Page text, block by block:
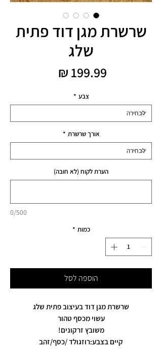
שרשרת מגן דוד פתית
שלג
צבע *
אורך שרשרת *
הערת לקוח (לא חובה)
0/500
כמות *
הוספה לסל
שרשרת מגן דוד בעיצוב פתית שלג
עשוי מכסף טהור
משובץ זרקונים!
קיים בצבע:רוזגולד /כסף/זהב